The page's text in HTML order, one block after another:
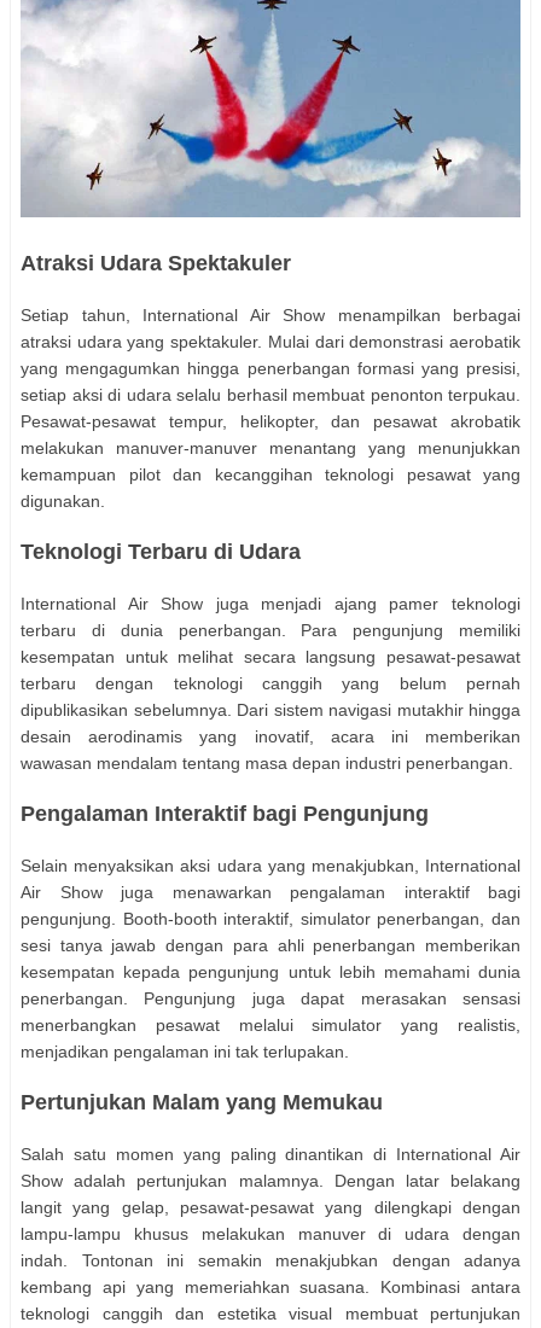
Atraksi Udara Spektakuler
Setiap tahun, International Air Show menampilkan berbagai
atraksi udara yang spektakuler. Mulai dari demonstrasi aerobatik
yang mengagumkan hingga penerbangan formasi yang presisi,
setiap aksi di udara selalu berhasil membuat penonton terpukau.
Pesawat-pesawat tempur, helikopter, dan pesawat akrobatik
melakukan manuver-manuver menantang yang menunjukkan
kemampuan pilot dan kecanggihan teknologi pesawat yang
digunakan.
Teknologi Terbaru di Udara
International Air Show juga menjadi ajang pamer teknologi
terbaru di dunia penerbangan. Para pengunjung memiliki
kesempatan untuk melihat secara langsung pesawat-pesawat
terbaru dengan teknologi canggih yang belum pernah
dipublikasikan sebelumnya. Dari sistem navigasi mutakhir hingga
desain aerodinamis yang inovatif, acara ini memberikan
wawasan mendalam tentang masa depan industri penerbangan.
Pengalaman Interaktif bagi Pengunjung
Selain menyaksikan aksi udara yang menakjubkan, International
Air Show juga menawarkan pengalaman interaktif bagi
pengunjung. Booth-booth interaktif, simulator penerbangan, dan
sesi tanya jawab dengan para ahli penerbangan memberikan
kesempatan kepada pengunjung untuk lebih memahami dunia
penerbangan. Pengunjung juga dapat merasakan sensasi
menerbangkan pesawat melalui simulator yang realistis,
menjadikan pengalaman ini tak terlupakan.
Pertunjukan Malam yang Memukau
Salah satu momen yang paling dinantikan di International Air
Show adalah pertunjukan malamnya. Dengan latar belakang
langit yang gelap, pesawat-pesawat yang dilengkapi dengan
lampu-lampu khusus melakukan manuver di udara dengan
indah. Tontonan ini semakin menakjubkan dengan adanya
kembang api yang memeriahkan suasana. Kombinasi antara
teknologi canggih dan estetika visual membuat pertunjukan